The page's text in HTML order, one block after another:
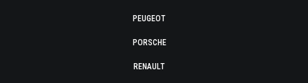
PEUGEOT
PORSCHE
RENAULT